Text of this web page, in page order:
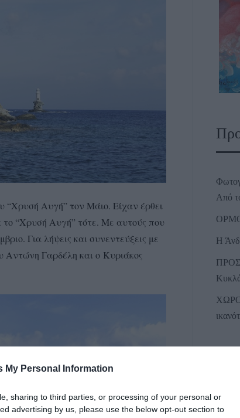
My Personal Information
sharing to third parties, or processing of your personal or
advertising by us, please use the below opt-out section to
“Χρυσή Αυγή” τον Μάιο. Είχαν έρθει
το “Χρυσή Αυγή” τότε. Με αυτούς που
Για λήψεις και συνεντεύξεις με
Αντώνη Γαρδέλη και ο Κυριάκος
Από
Η